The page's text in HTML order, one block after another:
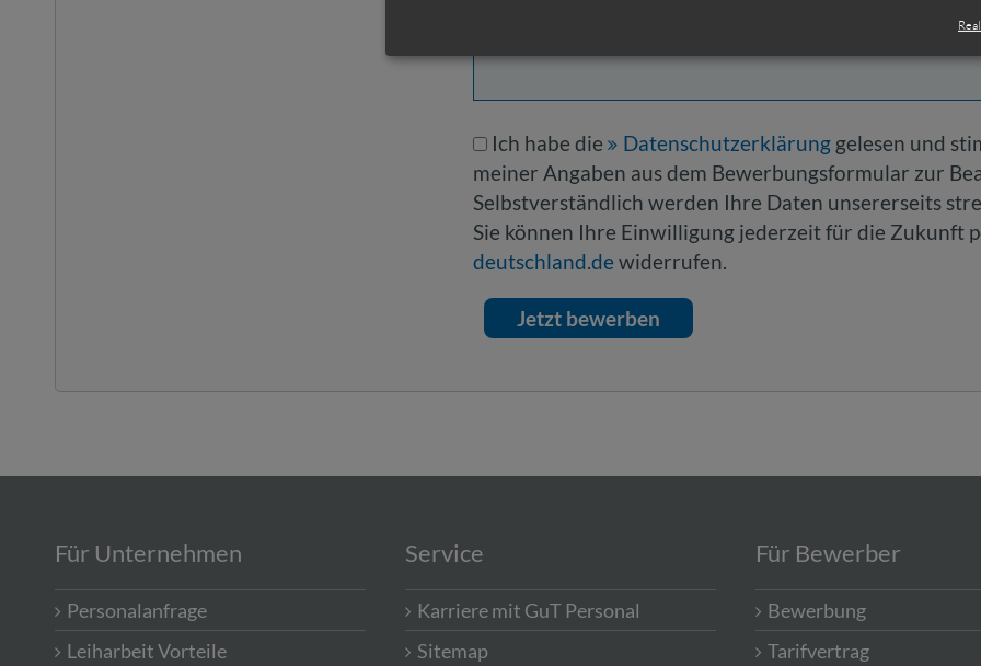
Ich habe die Datenschutzerklärunggelesen und
meiner Angaben aus dem Bewerbungsformular zur
Selbstverständlich werden Ihre Daten unsererseits
Sie können Ihre Einwilligung jederzeit für die Zukunft
deutschland.de widerrufen.
Für Unternehmen
Personalanfrage
Leiharbeit Vorteile
Service
Karriere mit GuT Personal
Sitemap
Für Bewerber
Bewerbung
Tarifvertrag